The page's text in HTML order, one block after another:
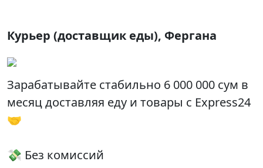
Курьер (доставщик еды), Фергана
Зарабатывайте стабильно 6 000 000 сум в
месяц доставляя еду и товары с Express24
🤝
💸 Без комиссий